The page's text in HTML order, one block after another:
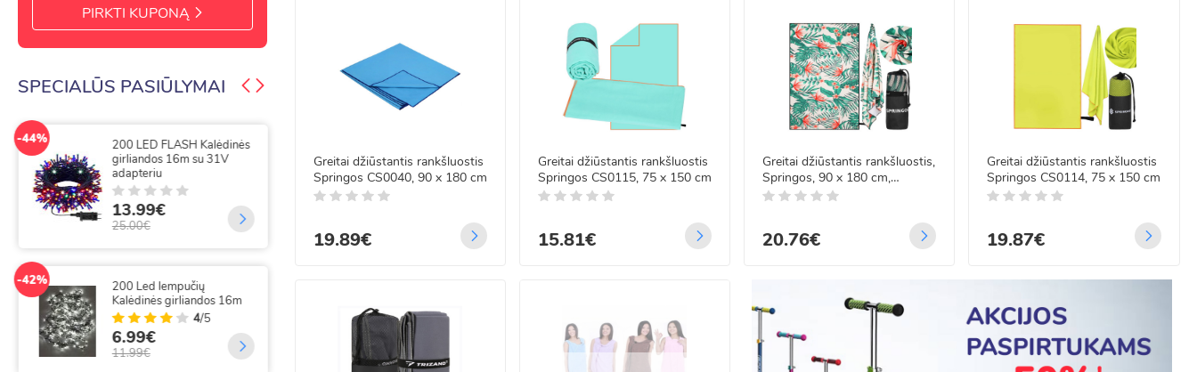
dovanos
Vasaros ir paplūdimio prekės
Apranga ir aksesuarai
santechnika
Kanceliarija, biurui ir mokyklai
PIRKTI KUPONĄ
SPECIALŪS PASIŪLYMAI
-44%
200 LED FLASH Kalėdinės
girliandos 16m su 31V
adapteriu
13.99€
25.00€
-42%
200 Led lempučių
Kalėdinės girliandos 16m
4/5
6.99€
11.99€
girlianda - 22m
5 /5
9.99€
14.99€
19.99€
Greitai džiūstantis rankšluostis
Springos CS0040, 90 x 180 cm
19.89€
Greitai džiūstantis rankšluostis
Springos CS0115, 75 x 150 cm
15.81€
Greitai džiūstantis rankšluostis,
Springos, 90 x 180 cm,
CS0119
20.76€
Greitai džiūstantis rankšluostis
Springos CS0114, 75 x 150 cm
19.87€